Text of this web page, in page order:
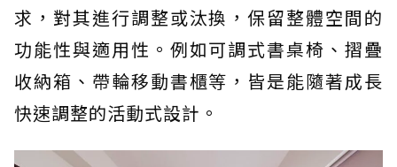
求，對其進行調整或汰換，保留整體空間的
功能性與適用性。例如可調式書桌椅、摺疊
收納箱、帶輪移動書櫃等，皆是能隨著成長
快速調整的活動式設計。